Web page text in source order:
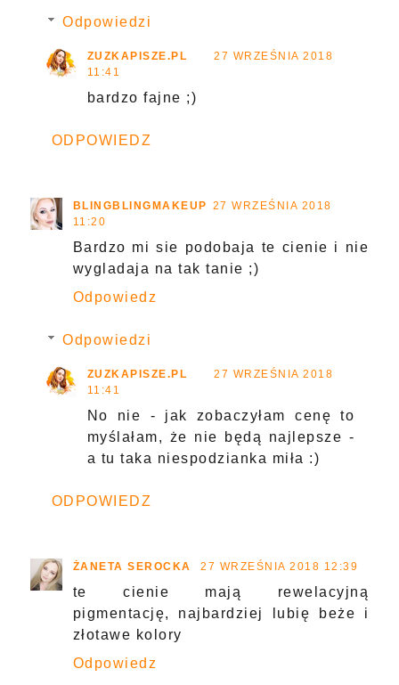
Odpowiedzi
ZUZKAPISZE.PL
27 WRZEŚNIA 2018
11:41
bardzo fajne ;)
ODPOWIEDZ
BLINGBLINGMAKEUP 27 WRZEŚNIA 2018
11:20
Bardzo mi sie podobaja te cienie i nie
wygladaja na tak tanie ;)
Odpowiedz
Odpowiedzi
ZUZKAPISZE.PL
27 WRZEŚNIA 2018
11:41
No nie - jak zobaczyłam cenę to
myślałam, że nie będą najlepsze -
a tu taka niespodzianka miła :)
ODPOWIEDZ
ŻANETA SEROCKA 27 WRZEŚNIA 2018 12:39
te cienie mają rewelacyjną
pigmentację, najbardziej lubię beże i
złotawe kolory
Odpowiedz